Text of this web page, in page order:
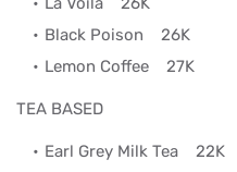
Black Poison 26K
Lemon Coffee 27K
TEA BASED
Earl Grey Milk Tea 22K